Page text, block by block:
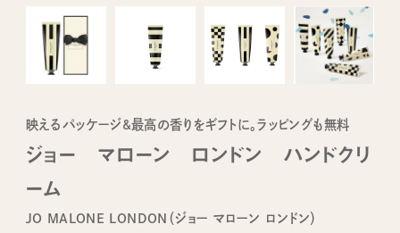
映えるパッケージ&最高の香りをギフトに。ラッピングも無料
ジョー マローン ロンドン ハンドクリ
ーム
JO MALONE LONDON（ジョー マローン ロンドン）